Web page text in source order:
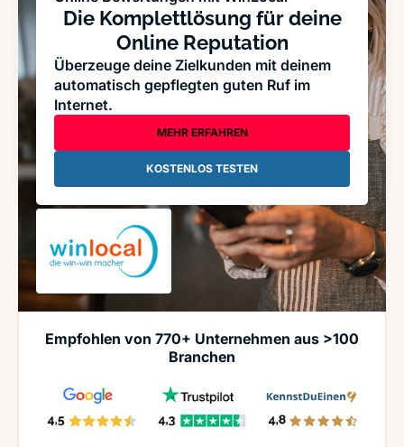
Die Komplettlösung für deine
Online Reputation
Überzeuge deine Zielkunden mit deinem
automatisch gepflegten guten Ruf im
Internet.
MEHR ERFAHREN
KOSTENLOS TESTEN
Empfohlen von 770+ Unternehmen aus >100
Branchen